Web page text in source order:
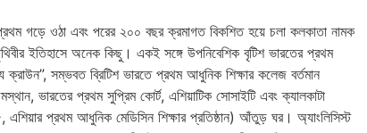
গড়ে ওঠা এবং পরের ২০০ বছর ক্রমাগত বিকশিত হয়ে চলা কলকাতা নামক
ইতিহাসে অনেক কিছু। একই সঙ্গে উপনিবেশিক বৃটিশ ভারতের প্রথম
ক্রাউন”, সম্ভবত ব্রিটিশ ভারতে প্রথম আধুনিক শিক্ষার কলেজ বর্তমান
ভারতের প্রথম সুপ্রিম কোর্ট, এশিয়াটিক সোসাইটি এবং ক্যালকাটা
প্রথম আধুনিক মেডিসিন শিক্ষার প্রতিষ্ঠান) আঁতুড় ঘর। অ্যাংলিসিস্ট